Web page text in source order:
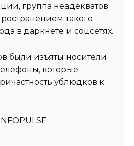
группа неадекватов
такого
в даркнете и соцсетях.
были изъяты носители
которые
ублюдков к